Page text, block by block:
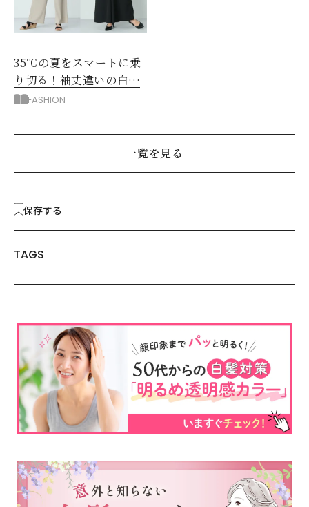
35℃の夏をスマートに乗
り切る！袖丈違いの白シ
アー2枚で5着回し
FASHION
一覧を見る
保存する
TAGS